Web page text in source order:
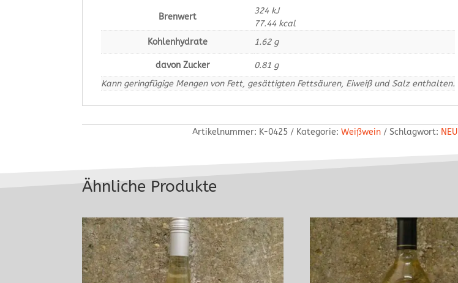
Brenwert
324 kJ
77.44 kcal
Kohlenhydrate
1.62 g
davon Zucker 0.81 g
Kann geringfügige Mengen von Fett, gesättigten Fettsäuren, Eiweiß und Salz enthalten.
Artikelnummer: K-0425 Kategorie: Weißwein Schlagwort: NEU
Ähnliche Produkte